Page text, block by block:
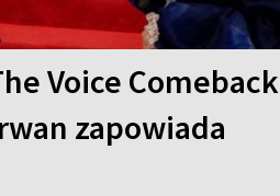
Voice Comeback
zapowiada